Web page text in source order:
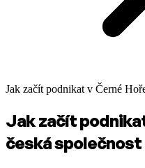
Jak začít podnikat v Černé
Jak začít
česká společnost